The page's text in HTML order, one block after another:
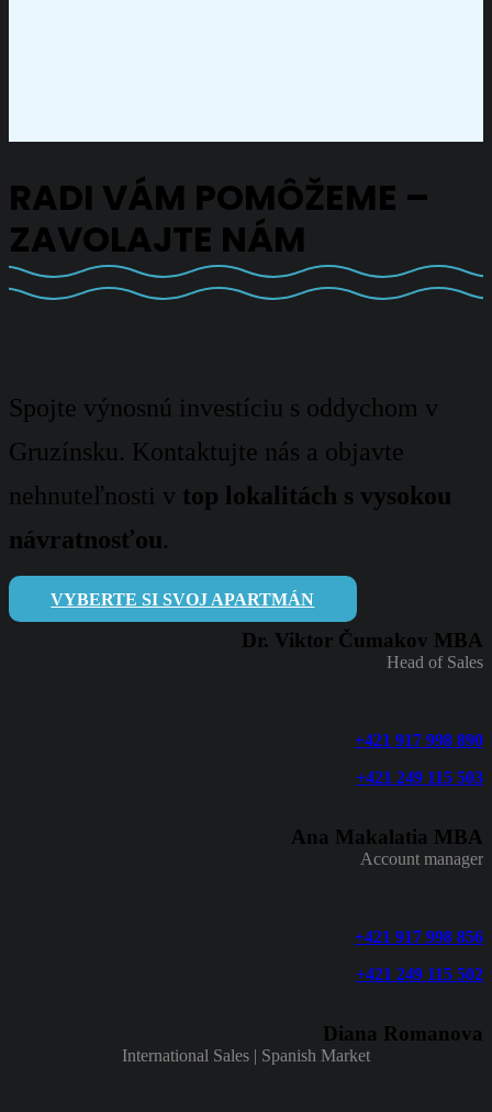
RADI VÁM POMÔŽEME –
ZAVOLAJTE NÁM
Spojte výnosnú investíciu s oddychom v
Gruzínsku. Kontaktujte nás a objavte
nehnuteľnosti v top lokalitách s vysokou
návratnosťou.
VYBERTE SI SVOJ APARTMÁN
Dr. Viktor Čumakov MBA
Head of Sales
+421 917 998 890
+421 249 115 503
Ana Makalatia MBA
Account manager
+421 917 998 856
+421 249 115 502
Diana Romanova
International Sales | Spanish Market